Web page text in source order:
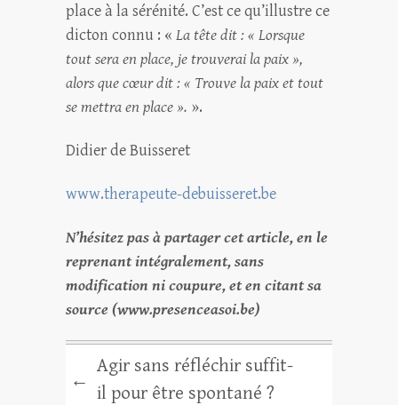
place à la sérénité. C’est ce qu’illustre ce
dicton connu : « La tête dit : « Lorsque
tout sera en place, je trouverai la paix »,
alors que cœur dit : « Trouve la paix et tout
se mettra en place ». ».
Didier de Buisseret
www.therapeute-debuisseret.be
N’hésitez pas à partager cet article, en le
reprenant intégralement, sans
modification ni coupure, et en citant sa
source (www.presenceasoi.be)
←
Agir sans réfléchir suffit-
il pour être spontané ?